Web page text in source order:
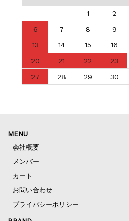
1 2
6
7 8 9
13
14 15 16
20
21 22 23
27
28 29 30
MENU
会社概要
メンバー
カート
お問い合わせ
プライバシーポリシー